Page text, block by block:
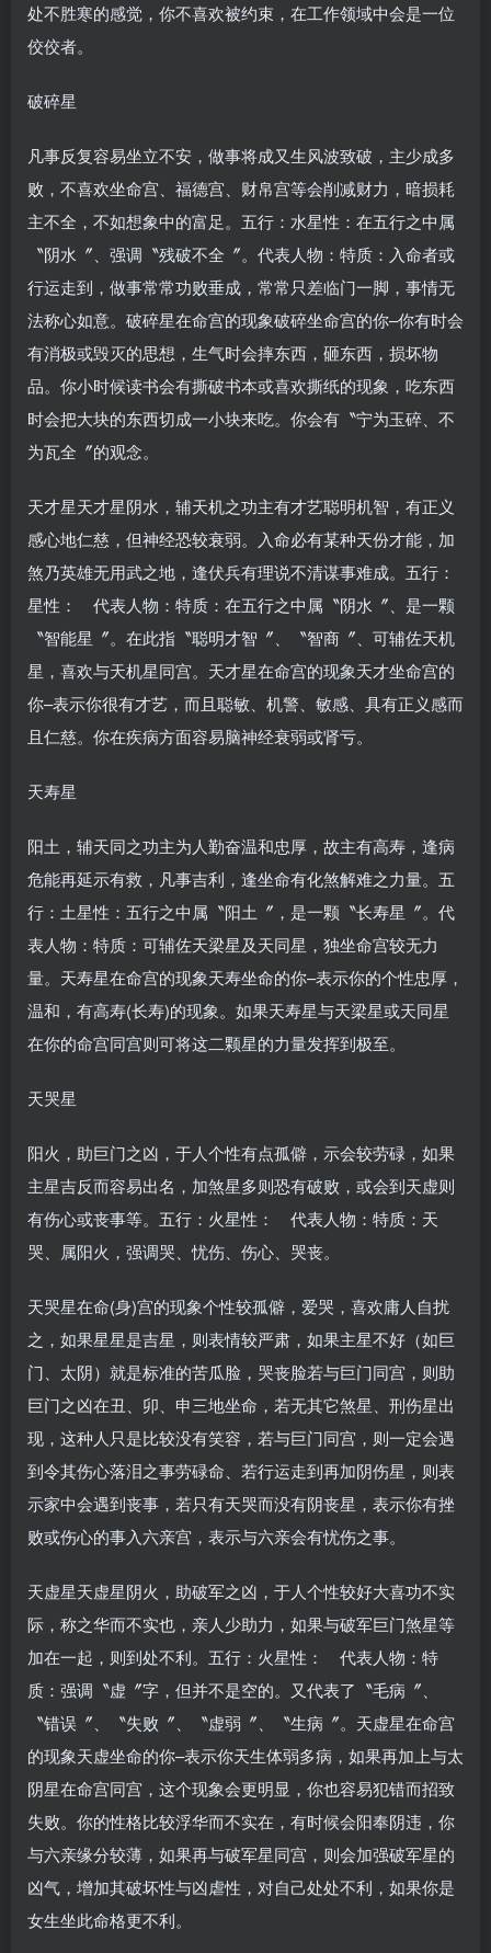
处不胜寒的感觉，你不喜欢被约束，在工作领域中会是一位
佼佼者。
破碎星
凡事反复容易坐立不安，做事将成又生风波致破，主少成多
败，不喜欢坐命宫、福德宫、财帛宫等会削减财力，暗损耗
主不全，不如想象中的富足。五行：水星性：在五行之中属
〝阴水〞、强调〝残破不全〞。代表人物：特质：入命者或
行运走到，做事常常功败垂成，常常只差临门一脚，事情无
法称心如意。破碎星在命宫的现象破碎坐命宫的你–你有时会
有消极或毁灭的思想，生气时会摔东西，砸东西，损坏物
品。你小时候读书会有撕破书本或喜欢撕纸的现象，吃东西
时会把大块的东西切成一小块来吃。你会有〝宁为玉碎、不
为瓦全〞的观念。
天才星天才星阴水，辅天机之功主有才艺聪明机智，有正义
感心地仁慈，但神经恐较衰弱。入命必有某种天份才能，加
煞乃英雄无用武之地，逢伏兵有理说不清谋事难成。五行：
星性： 代表人物：特质：在五行之中属〝阴水〞、是一颗
〝智能星〞。在此指〝聪明才智〞、〝智商〞、可辅佐天机
星，喜欢与天机星同宫。天才星在命宫的现象天才坐命宫的
你–表示你很有才艺，而且聪敏、机警、敏感、具有正义感而
且仁慈。你在疾病方面容易脑神经衰弱或肾亏。
天寿星
阳土，辅天同之功主为人勤奋温和忠厚，故主有高寿，逢病
危能再延示有救，凡事吉利，逢坐命有化煞解难之力量。五
行：土星性：五行之中属〝阳土〞，是一颗〝长寿星〞。代
表人物：特质：可辅佐天梁星及天同星，独坐命宫较无力
量。天寿星在命宫的现象天寿坐命的你–表示你的个性忠厚，
温和，有高寿(长寿)的现象。如果天寿星与天梁星或天同星
在你的命宫同宫则可将这二颗星的力量发挥到极至。
天哭星
阳火，助巨门之凶，于人个性有点孤僻，示会较劳碌，如果
主星吉反而容易出名，加煞星多则恐有破败，或会到天虚则
有伤心或丧事等。五行：火星性： 代表人物：特质：天
哭、属阳火，强调哭、忧伤、伤心、哭丧。
天哭星在命(身)宫的现象个性较孤僻，爱哭，喜欢庸人自扰
之，如果星星是吉星，则表情较严肃，如果主星不好（如巨
门、太阴）就是标准的苦瓜脸，哭丧脸若与巨门同宫，则助
巨门之凶在丑、卯、申三地坐命，若无其它煞星、刑伤星出
现，这种人只是比较没有笑容，若与巨门同宫，则一定会遇
到令其伤心落泪之事劳碌命、若行运走到再加阴伤星，则表
示家中会遇到丧事，若只有天哭而没有阴丧星，表示你有挫
败或伤心的事入六亲宫，表示与六亲会有忧伤之事。
天虚星天虚星阴火，助破军之凶，于人个性较好大喜功不实
际，称之华而不实也，亲人少助力，如果与破军巨门煞星等
加在一起，则到处不利。五行：火星性： 代表人物：特
质：强调〝虚〞字，但并不是空的。又代表了〝毛病〞、
〝错误〞、〝失败〞、〝虚弱〞、〝生病〞。天虚星在命宫
的现象天虚坐命的你–表示你天生体弱多病，如果再加上与太
阴星在命宫同宫，这个现象会更明显，你也容易犯错而招致
失败。你的性格比较浮华而不实在，有时候会阳奉阴违，你
与六亲缘分较薄，如果再与破军星同宫，则会加强破军星的
凶气，增加其破坏性与凶虐性，对自己处处不利，如果你是
女生坐此命格更不利。